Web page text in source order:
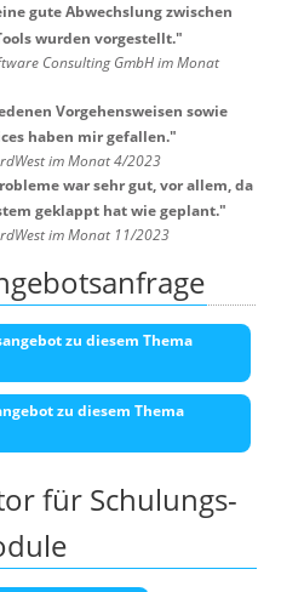
gute Abwechslung zwischen
wurden vorgestellt."
Consulting GmbH im Monat
Vorgehensweisen sowie
haben mir gefallen."
im Monat 4/2023
war sehr gut, vor allem, da
geklappt hat wie geplant."
im Monat 11/2023
zu diesem Thema
zu diesem Thema
für Schulungs-